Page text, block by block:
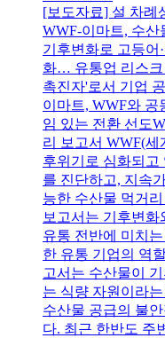
[보도자료] 설 차례
WWF-이마트, 수
기후변화로 고등어
화… 유통업 리스크
촉진자'로서 기업
이마트, WWF와 공
임 있는 전환 선도
리 보고서 WWF(세
후위기로 심화되고
를 진단하고, 지속
능한 수산물 먹거
보고서는 기후변
유통 전반에 미치
한 유통 기업의 역
고서는 수산물이
는 식량 자원이라
수산물 공급의 불
다. 최근 한반도 주